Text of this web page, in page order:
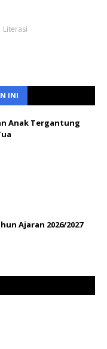
Literasi
INI
Anak Tergantung
Ajaran 2026/2027